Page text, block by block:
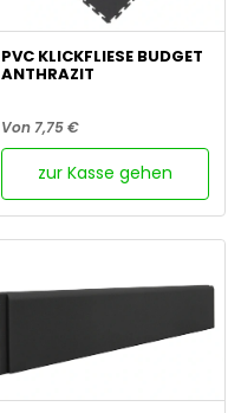
PVC KLICKFLIESE BUDGET
ANTHRAZIT
Von 7,75 €
zur Kasse gehen